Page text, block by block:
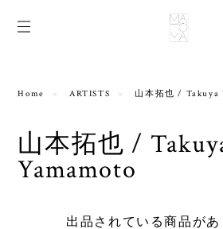
Home ARTISTS 山本拓也 / Takuya
山本拓也 /
Yamamoto
出品されている商品があ